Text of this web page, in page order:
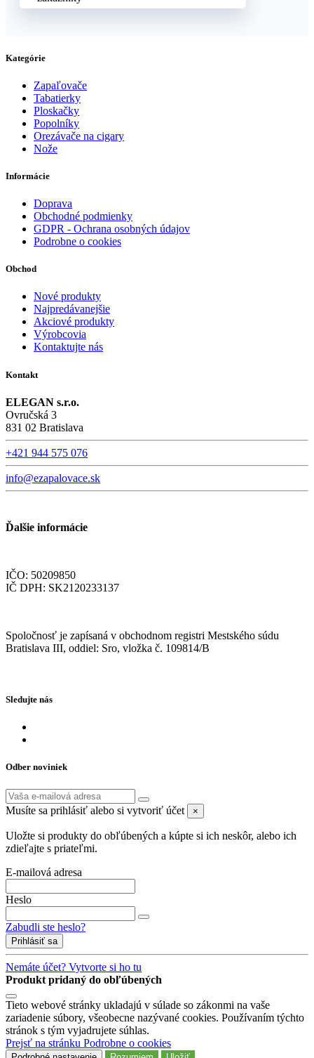
Kategórie
Zapaľovače
Tabatierky
Ploskačky
Popolníky
Orezávače na cigary
Nože
Informácie
Doprava
Obchodné podmienky
GDPR - Ochrana osobných údajov
Podrobne o cookies
Obchod
Nové produkty
Najpredávanejšie
Akciové produkty
Výrobcovia
Kontaktujte nás
Kontakt
ELEGAN s.r.o.
Ovručská 3
831 02 Bratislava
+421 944 575 076
info@ezapalovace.sk
Ďalšie informácie
IČO: 50209850
IČ DPH: SK2120233137
Spoločnosť je zapísaná v obchodnom registri Mestského súdu
Bratislava III, oddiel: Sro, vložka č. 109814/B
Sledujte nás
Odber noviniek
Musíte sa prihlásiť alebo si vytvoriť účet ×
Uložte si produkty do obľúbených a kúpte si ich neskôr, alebo ich
zdieľajte s priateľmi.
E-mailová adresa
Heslo
Zabudli ste heslo?
Prihlásiť sa
Nemáte účet? Vytvorte si ho tu
Produkt pridaný do obľúbených
Tieto webové stránky ukladajú v súlade so zákonmi na vaše
zariadenie súbory, všeobecne nazývané cookies. Používaním týchto
stránok s tým vyjadrujete súhlas.
Prejsť na stránku Podrobne o cookies